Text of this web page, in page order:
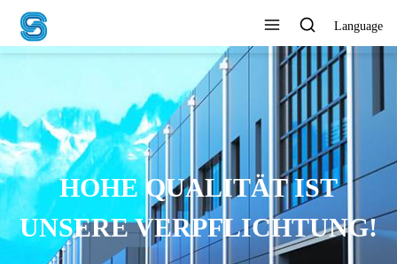
Language
UNTERNEHMEN
ERMÖGLICHEN, MIT
VERTRAUEN ZU HANDELN